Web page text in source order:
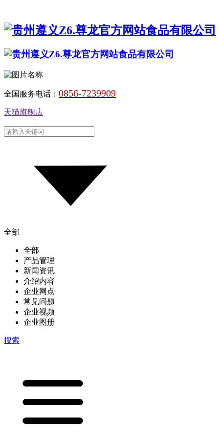
全国服务电话： 0856-7239909
天猫旗舰店
全部
全部
产品管理
新闻资讯
介绍内容
企业网点
常见问题
企业视频
企业图册
搜索